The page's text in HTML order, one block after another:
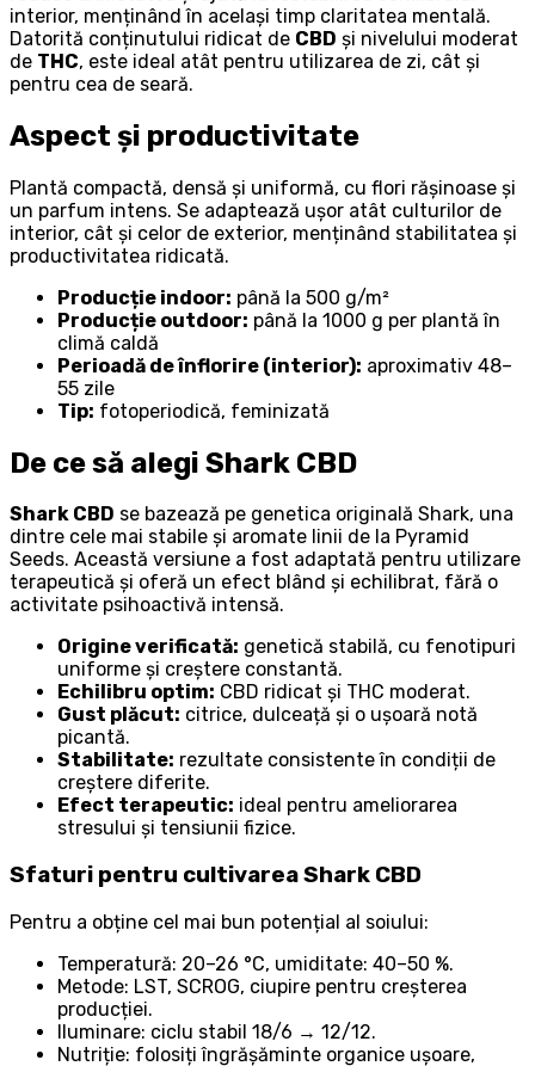
interior, menținând în același timp claritatea mentală.
Datorită conținutului ridicat de CBD și nivelului moderat
de THC, este ideal atât pentru utilizarea de zi, cât și
pentru cea de seară.
Aspect și productivitate
Plantă compactă, densă și uniformă, cu flori rășinoase și
un parfum intens. Se adaptează ușor atât culturilor de
interior, cât și celor de exterior, menținând stabilitatea și
productivitatea ridicată.
Producție indoor: până la 500 g/m²
Producție outdoor: până la 1000 g per plantă în
climă caldă
Perioadă de înflorire (interior): aproximativ 48–
55 zile
Tip: fotoperiodică, feminizată
De ce să alegi Shark CBD
Shark CBD se bazează pe genetica originală Shark, una
dintre cele mai stabile și aromate linii de la Pyramid
Seeds. Această versiune a fost adaptată pentru utilizare
terapeutică și oferă un efect blând și echilibrat, fără o
activitate psihoactivă intensă.
Origine verificată: genetică stabilă, cu fenotipuri
uniforme și creștere constantă.
Echilibru optim: CBD ridicat și THC moderat.
Gust plăcut: citrice, dulceață și o ușoară notă
picantă.
Stabilitate: rezultate consistente în condiții de
creștere diferite.
Efect terapeutic: ideal pentru ameliorarea
stresului și tensiunii fizice.
Sfaturi pentru cultivarea Shark CBD
Pentru a obține cel mai bun potențial al soiului:
Temperatură: 20–26 °C, umiditate: 40–50 %.
Metode: LST, SCROG, ciupire pentru creșterea
producției.
Iluminare: ciclu stabil 18/6 → 12/12.
Nutriție: folosiți îngrășăminte organice ușoare,